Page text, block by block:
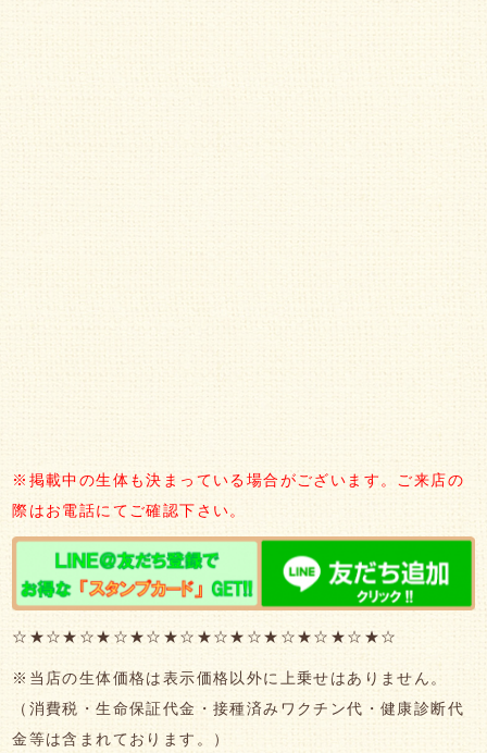
※掲載中の生体も決まっている場合がございます。ご来店の
際はお電話にてご確認下さい。
☆★☆★☆★☆★☆★☆★☆★☆★☆★☆★☆★☆
※当店の生体価格は表示価格以外に上乗せはありません。
（消費税・生命保証代金・接種済みワクチン代・健康診断代
金等は含まれております。）